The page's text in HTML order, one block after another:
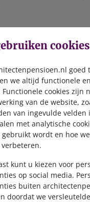
informeren
doen
cookies
goed
we altijd functionele
Functionele cookies zijn
van de website,
van ingevulde velden
met analytische
gebruikt wordt en hoe
kunt u kiezen voor
op social media.
buiten
doordat we